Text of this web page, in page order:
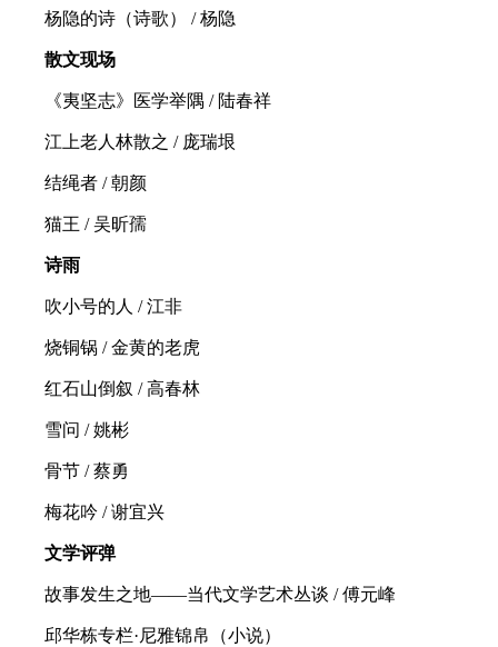
杨隐的诗（诗歌） / 杨隐
散文现场
《夷坚志》医学举隅 / 陆春祥
江上老人林散之 / 庞瑞垠
结绳者 / 朝颜
猫王 / 吴昕孺
诗雨
吹小号的人 / 江非
烧铜锅 / 金黄的老虎
红石山倒叙 / 高春林
雪问 / 姚彬
骨节 / 蔡勇
梅花吟 / 谢宜兴
文学评弹
故事发生之地——当代文学艺术丛谈 / 傅元峰
邱华栋专栏·尼雅锦帛（小说）